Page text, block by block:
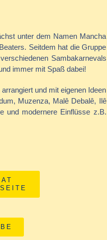
unter dem Namen Mancha
Seitdem hat die Gruppe
Sambakarnevals
immer mit Spaß dabei!
und mit eigenen Ideen
Muzenza, Malê Debalê, Ilê
und modernere Einflüsse z.B.